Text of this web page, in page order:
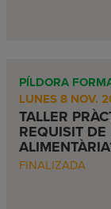
PÍLDORA
LUNES 8 NOV.
TALLER
REQUISIT DE
FINALIZADA